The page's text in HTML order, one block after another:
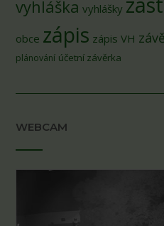
vyhláška vyhlášky
obce zápis zápis VH
plánování účetní závěrka
WEBCAM